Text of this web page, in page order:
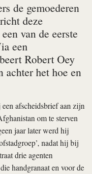
de gemoederen
deze
van de eerste
een
Robert Oey
achter het hoe en
afscheidsbrief aan zijn
om te sterven
jaar later werd hij
nadat hij bij
drie agenten
handgranaat en voor de